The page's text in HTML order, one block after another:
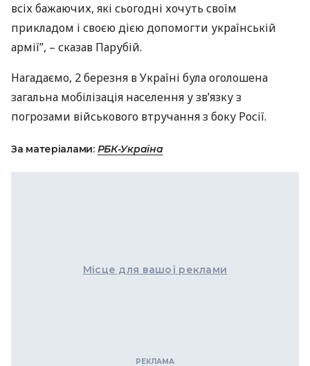
всіх бажаючих, які сьогодні хочуть своїм
прикладом і своєю дією допомогти українській
армії”, – сказав Парубій.
Нагадаємо, 2 березня в Україні була оголошена
загальна мобілізація населення у зв’язку з
погрозами військового втручання з боку Росії.
За матеріалами: РБК-Україна
Місце для вашої реклами